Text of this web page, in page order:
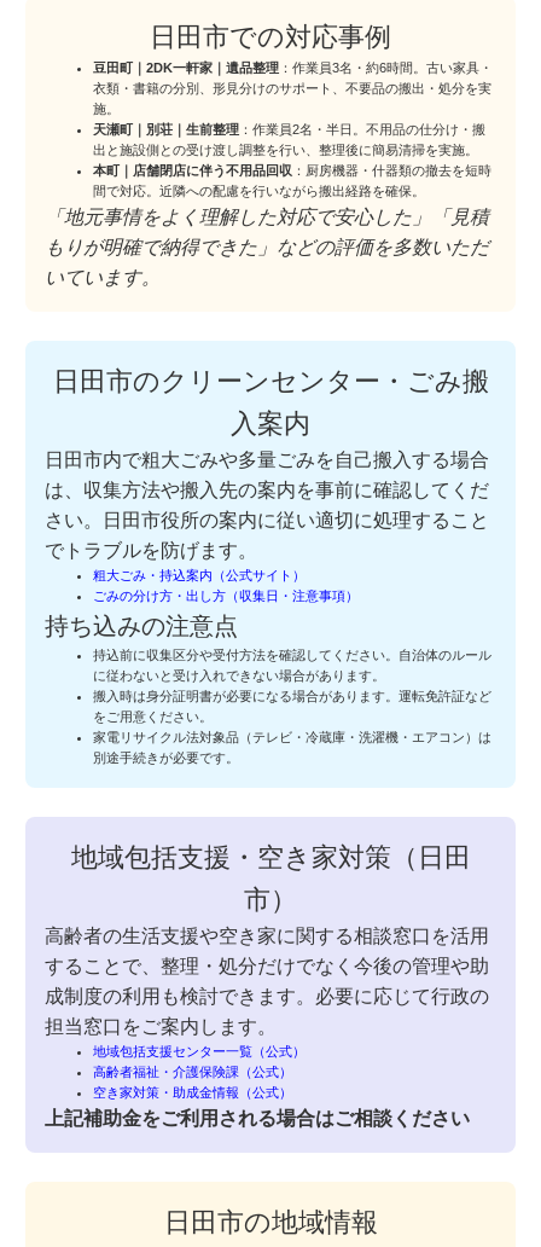
日田市での対応事例
豆田町｜2DK一軒家｜遺品整理 ：作業員3名・約6時間。古い家具・
衣類・書籍の分別、形見分けのサポート、不要品の搬出・処分を実
施。
天瀬町｜別荘｜生前整理 ：作業員2名・半日。不用品の仕分け・搬
出と施設側との受け渡し調整を行い、整理後に簡易清掃を実施。
本町｜店舗閉店に伴う不用品回収 ：厨房機器・什器類の撤去を短時
間で対応。近隣への配慮を行いながら搬出経路を確保。
「地元事情をよく理解した対応で安心した」「見積
もりが明確で納得できた」などの評価を多数いただ
いています。
日田市のクリーンセンター・ごみ搬
入案内
日田市内で粗大ごみや多量ごみを自己搬入する場合
は、収集方法や搬入先の案内を事前に確認してくだ
さい。日田市役所の案内に従い適切に処理すること
でトラブルを防げます。
粗大ごみ・持込案内（公式サイト）
ごみの分け方・出し方（収集日・注意事項）
持ち込みの注意点
持込前に収集区分や受付方法を確認してください。自治体のルール
に従わないと受け入れできない場合があります。
搬入時は身分証明書が必要になる場合があります。運転免許証など
をご用意ください。
家電リサイクル法対象品（テレビ・冷蔵庫・洗濯機・エアコン）は
別途手続きが必要です。
地域包括支援・空き家対策（日田
市）
高齢者の生活支援や空き家に関する相談窓口を活用
することで、整理・処分だけでなく今後の管理や助
成制度の利用も検討できます。必要に応じて行政の
担当窓口をご案内します。
地域包括支援センター一覧（公式）
高齢者福祉・介護保険課（公式）
空き家対策・助成金情報（公式）
上記補助金をご利用される場合はご相談ください
日田市の地域情報